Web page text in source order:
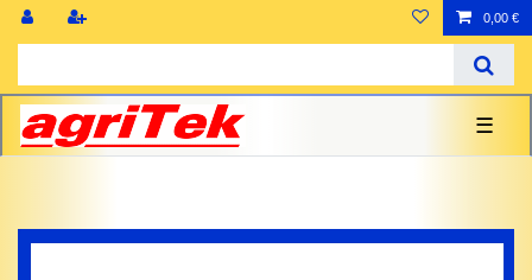
0,00 €
☰